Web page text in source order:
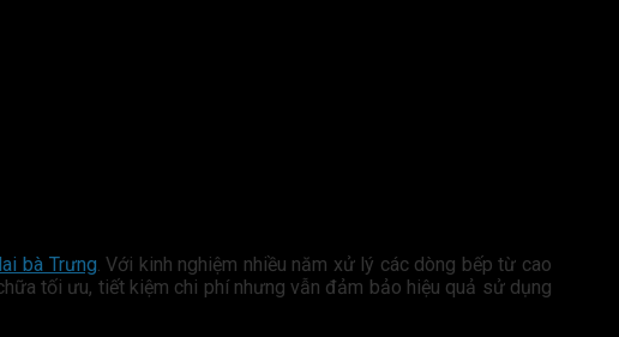
bà Trưng. Với kinh nghiệm nhiều năm xử lý các dòng bếp từ cao
tối ưu, tiết kiệm chi phí nhưng vẫn đảm bảo hiệu quả sử dụng